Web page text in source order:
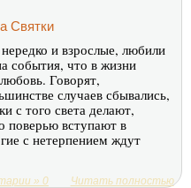
и взрослые, любили
события, что в жизни
Говорят,
случаев сбывались,
с того света делают,
поверью вступают в
с нетерпением ждут
» 0 Читать полностью